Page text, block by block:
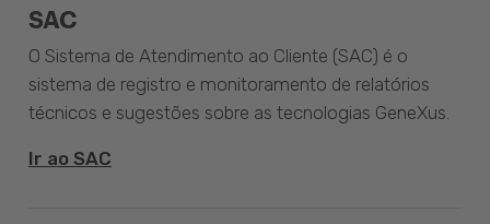
SAC
O Sistema de Atendimento ao Cliente (SAC) é o
sistema de registro e monitoramento de relatórios
técnicos e sugestões sobre as tecnologias GeneXus.
Ir ao SAC